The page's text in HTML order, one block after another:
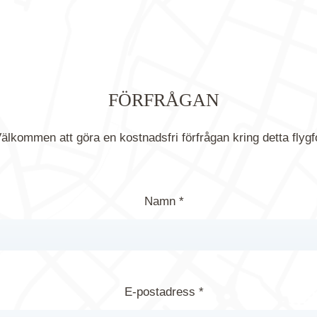
FÖRFRÅGAN
att göra en kostnadsfri förfrågan kring detta
Namn *
E-postadress *